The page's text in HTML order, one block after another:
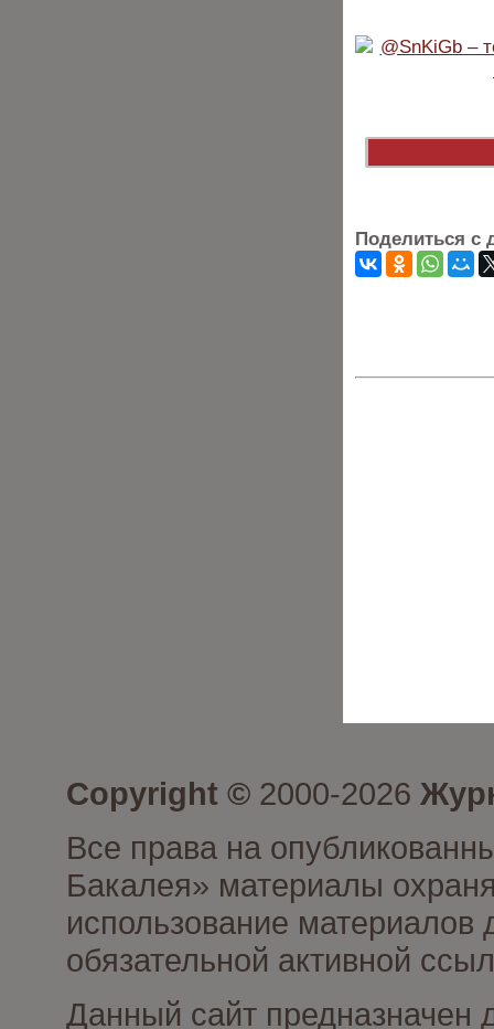
Поделиться с
Copyright © 2000-2026
Все права на
Бакалея» материалы
использование материалов
обязательной активной
Данный сайт предназначен